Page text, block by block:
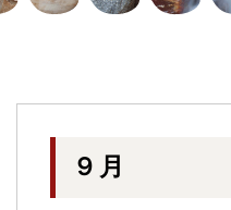
９月